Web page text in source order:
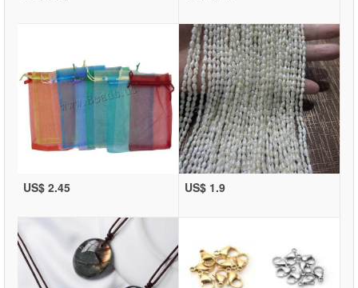
US$ 2.45 US$ 1.9